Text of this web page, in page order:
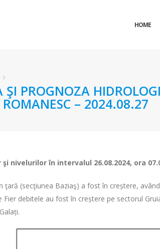
HOME
ŞI PROGNOZA
ROMANESC – 2024.08.27
şi nivelurilorîn intervalul 26.08.2024, ora 07
ţară (secţiunea Baziaş) a fost în creștere,
Fier debitele au fost în creștere pe sectorul